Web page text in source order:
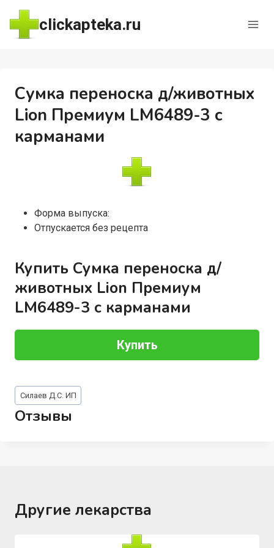
Перейти
содержимому
clickapteka.ru
Сумка переноска д/животных
Lion Премиум LM6489-3 с
карманами
Форма выпуска:
Отпускается без рецепта
Купить Сумка переноска д/
животных Lion Премиум
LM6489-3 с карманами
Купить
Метки
записи:
Силаев Д.С. ИП
Отзывы
Другие лекарства